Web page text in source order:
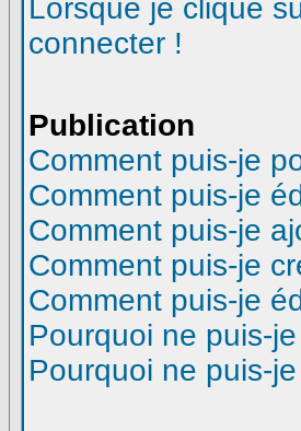
Lorsque je clique
connecter !
Publication
Comment puis-je
Comment puis-je
Comment puis-je
Comment puis-je
Comment puis-je
Pourquoi ne puis-
Pourquoi ne puis-